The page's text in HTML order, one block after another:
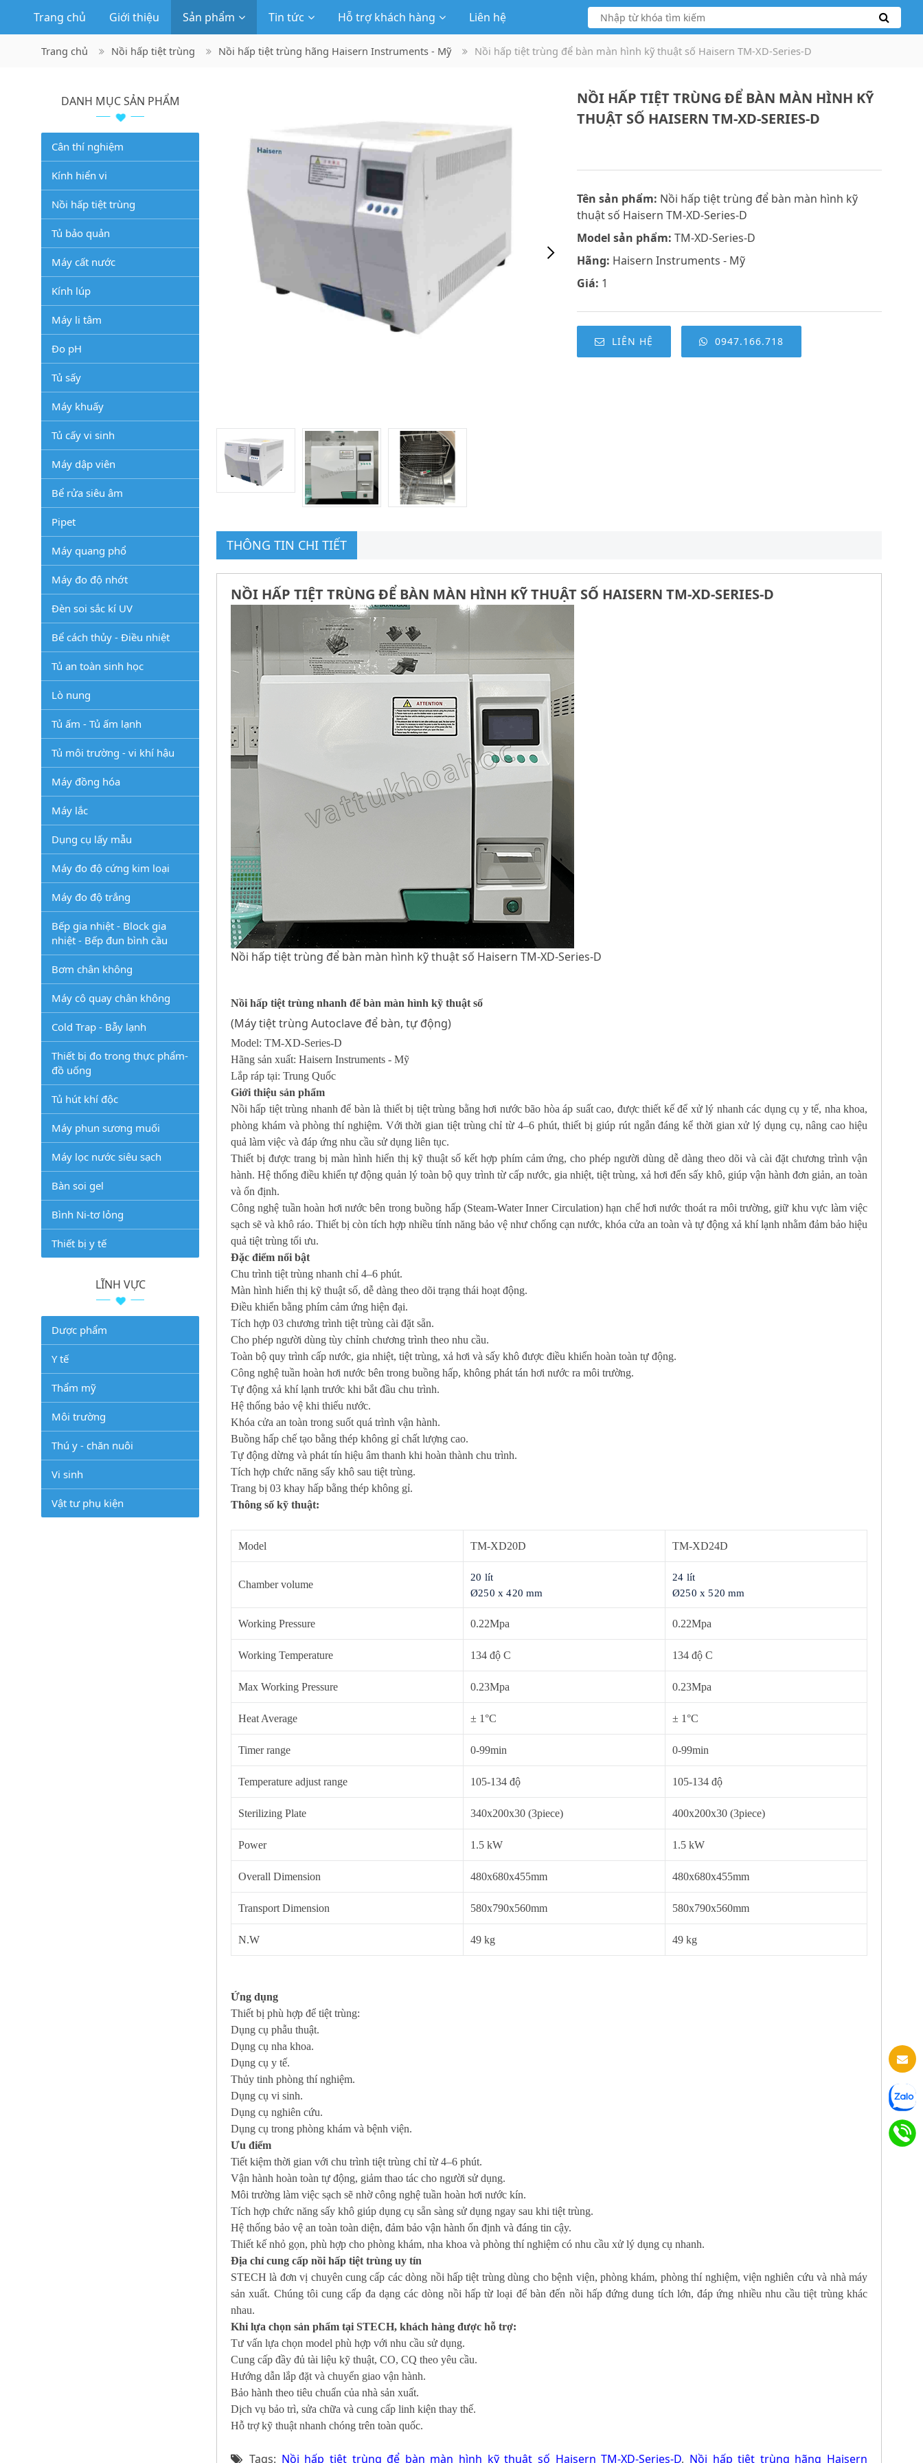
Trang chủ Giới thiệu Sản phẩm Tin tức Hỗ trợ khách hàng Liên hệ
Trang chủ Nồi hấp tiệt trùng Nồi hấp tiệt trùng hãng Haisern Instruments - Mỹ Nồi hấp tiệt trùng để bàn màn hình kỹ thuật số Haisern TM-XD-Series-D
NỒI HẤP TIỆT TRÙNG ĐỂ BÀN MÀN HÌNH KỸ
THUẬT SỐ HAISERN TM-XD-SERIES-D
Tên sản phẩm: Nồi hấp tiệt trùng để bàn màn hình kỹ
thuật số Haisern TM-XD-Series-D
Model sản phẩm: TM-XD-Series-D
Hãng: Haisern Instruments - Mỹ
Giá: 1
LIÊN HỆ 0947.166.718
THÔNG TIN CHI TIẾT
NỒI HẤP TIỆT TRÙNG ĐỂ BÀN MÀN HÌNH KỸ THUẬT SỐ HAISERN TM-XD-SERIES-D
Nồi hấp tiệt trùng để bàn màn hình kỹ thuật số Haisern TM-XD-Series-D
Nồi hấp tiệt trùng nhanh để bàn màn hình kỹ thuật số
(Máy tiệt trùng Autoclave để bàn, tựđộng)
Model: TM-XD-Series-D
Hãng sản xuất: Haisern Instruments - Mỹ
Lắp ráp tại: Trung Quốc
Giới thiệu sản phẩm
Nồi hấp tiệt trùng nhanh để bàn là thiết bị tiệt trùng bằng hơi nước bão hòa áp suất cao, được thiết kế để xử lý nhanh các dụng cụ y tế, nha khoa,
phòng khám và phòng thí nghiệm. Với thời gian tiệt trùng chỉ từ 4–6 phút, thiết bị giúp rút ngắn đáng kể thời gian xử lý dụng cụ, nâng cao hiệu
quả làm việc và đáp ứng nhu cầu sử dụng liên tục.
Thiết bị được trang bị màn hình hiển thị kỹ thuật số kết hợp phím cảm ứng, cho phép người dùng dễ dàng theo dõi và cài đặt chương trình vận
hành. Hệ thống điều khiển tự động quản lý toàn bộ quy trình từ cấp nước, gia nhiệt, tiệt trùng, xả hơi đến sấy khô, giúp vận hành đơn giản, an toàn
và ổn định.
Công nghệ tuần hoàn hơi nước bên trong buồng hấp (Steam-Water Inner Circulation) hạn chế hơi nước thoát ra môi trường, giữ khu vực làm việc
sạch sẽ và khô ráo. Thiết bị còn tích hợp nhiều tính năng bảo vệ như chống cạn nước, khóa cửa an toàn và tự động xả khí lạnh nhằm đảm bảo hiệu
quả tiệt trùng tối ưu.
Đặc điểm nổi bật
Chu trình tiệt trùng nhanh chỉ 4–6 phút.
Màn hình hiển thị kỹ thuật số, dễ dàng theo dõi trạng thái hoạt động.
Điều khiển bằng phím cảm ứng hiện đại.
Tích hợp 03 chương trình tiệt trùng cài đặt sẵn.
Cho phép người dùng tùy chỉnh chương trình theo nhu cầu.
Toàn bộ quy trình cấp nước, gia nhiệt, tiệt trùng, xả hơi và sấy khô được điều khiển hoàn toàn tự động.
Công nghệ tuần hoàn hơi nước bên trong buồng hấp, không phát tán hơi nước ra môi trường.
Tự động xả khí lạnh trước khi bắt đầu chu trình.
Hệ thống bảo vệ khi thiếu nước.
Khóa cửa an toàn trong suốt quá trình vận hành.
Buồng hấp chế tạo bằng thép không gỉ chất lượng cao.
Tự động dừng và phát tín hiệu âm thanh khi hoàn thành chu trình.
Tích hợp chức năng sấy khô sau tiệt trùng.
Trang bị 03 khay hấp bằng thép không gỉ.
Thông số kỹ thuật:
Model TM-XD20D TM-XD24D
Chamber volume
20 lít
Ø250 x 420 mm
24 lít
Ø250 x 520 mm
Working Pressure 0.22Mpa 0.22Mpa
Working Temperature 134 độ C 134 độ C
Max Working Pressure 0.23Mpa 0.23Mpa
Heat Average ± 1°C ± 1°C
Timer range 0-99min 0-99min
Temperature adjust range 105-134 độ 105-134 độ
Sterilizing Plate 340x200x30 (3piece) 400x200x30 (3piece)
Power 1.5 kW 1.5 kW
Overall Dimension 480x680x455mm 480x680x455mm
Transport Dimension 580x790x560mm 580x790x560mm
N.W 49 kg 49 kg
Ứng dụng
Thiết bị phù hợp để tiệt trùng:
Dụng cụ phẫu thuật.
Dụng cụ nha khoa.
Dụng cụ y tế.
Thủy tinh phòng thí nghiệm.
Dụng cụ vi sinh.
Dụng cụ nghiên cứu.
Dụng cụ trong phòng khám và bệnh viện.
Ưu điểm
Tiết kiệm thời gian với chu trình tiệt trùng chỉ từ 4–6 phút.
Vận hành hoàn toàn tự động, giảm thao tác cho người sử dụng.
Môi trường làm việc sạch sẽ nhờ công nghệ tuần hoàn hơi nước kín.
Tích hợp chức năng sấy khô giúp dụng cụ sẵn sàng sử dụng ngay sau khi tiệt trùng.
Hệ thống bảo vệ an toàn toàn diện, đảm bảo vận hành ổn định và đáng tin cậy.
Thiết kế nhỏ gọn, phù hợp cho phòng khám, nha khoa và phòng thí nghiệm có nhu cầu xử lý dụng cụ nhanh.
Địa chỉ cung cấp nồi hấp tiệt trùng uy tín
STECH là đơn vị chuyên cung cấp các dòng nồi hấp tiệt trùng dùng cho bệnh viện, phòng khám, phòng thí nghiệm, viện nghiên cứu và nhà máy
sản xuất. Chúng tôi cung cấp đa dạng các dòng nồi hấp từ loại để bàn đến nồi hấp đứng dung tích lớn, đáp ứng nhiều nhu cầu tiệt trùng khác
nhau.
Khi lựa chọn sản phẩm tại STECH, khách hàng được hỗ trợ:
Tư vấn lựa chọn model phù hợp với nhu cầu sử dụng.
Cung cấp đầy đủ tài liệu kỹ thuật, CO, CQ theo yêu cầu.
Hướng dẫn lắp đặt và chuyển giao vận hành.
Bảo hành theo tiêu chuẩn của nhà sản xuất.
Dịch vụ bảo trì, sửa chữa và cung cấp linh kiện thay thế.
Hỗ trợ kỹ thuật nhanh chóng trên toàn quốc.
Tags: Nồi hấp tiệt trùng để bàn màn hình kỹ thuật số Haisern TM-XD-Series-D, Nồi hấp tiệt trùng hãng Haisern
DANH MỤC SẢN PHẨM
Cân thí nghiệm
Kính hiển vi
Nồi hấp tiệt trùng
Tủ bảo quản
Máy cất nước
Kính lúp
Máy li tâm
Đo pH
Tủ sấy
Máy khuấy
Tủ cấy vi sinh
Máy dập viên
Bể rửa siêu âm
Pipet
Máy quang phổ
Máy đo độ nhớt
Đèn soi sắc kí UV
Bể cách thủy - Điều nhiệt
Tủ an toàn sinh học
Lò nung
Tủ ấm - Tủ ấm lạnh
Tủ môi trường - vi khí hậu
Máy đồng hóa
Máy lắc
Dụng cụ lấy mẫu
Máy đo độ cứng kim loại
Máy đo độ trắng
Bếp gia nhiệt - Block gia
nhiệt - Bếp đun bình cầu
Bơm chân không
Máy cô quay chân không
Cold Trap - Bẫy lạnh
Thiết bị đo trong thực phẩm-
đồ uống
Tủ hút khí độc
Máy phun sương muối
Máy lọc nước siêu sạch
Bàn soi gel
Bình Ni-tơ lỏng
Thiết bị y tế
LĨNH VỰC
Dược phẩm
Y tế
Thẩm mỹ
Môi trường
Thú y - chăn nuôi
Vi sinh
Vật tư phụ kiện